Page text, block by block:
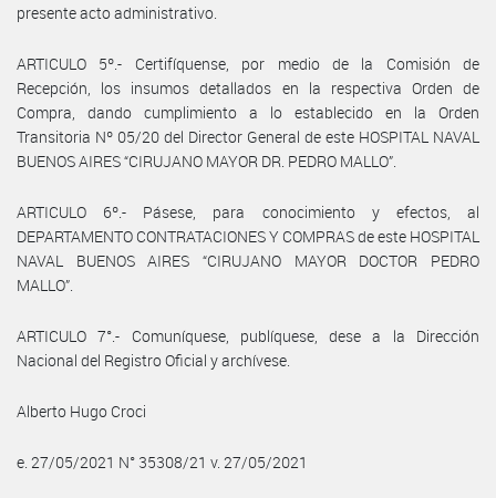
presente acto administrativo.
ARTICULO 5º.- Certifíquense, por medio de la Comisión de
Recepción, los insumos detallados en la respectiva Orden de
Compra, dando cumplimiento a lo establecido en la Orden
Transitoria Nº 05/20 del Director General de este HOSPITAL NAVAL
BUENOS AIRES “CIRUJANO MAYOR DR. PEDRO MALLO”.
ARTICULO 6º.- Pásese, para conocimiento y efectos, al
DEPARTAMENTO CONTRATACIONES Y COMPRAS de este HOSPITAL
NAVAL BUENOS AIRES “CIRUJANO MAYOR DOCTOR PEDRO
MALLO”.
ARTICULO 7°.- Comuníquese, publíquese, dese a la Dirección
Nacional del Registro Oficial y archívese.
Alberto Hugo Croci
e. 27/05/2021 N° 35308/21 v. 27/05/2021